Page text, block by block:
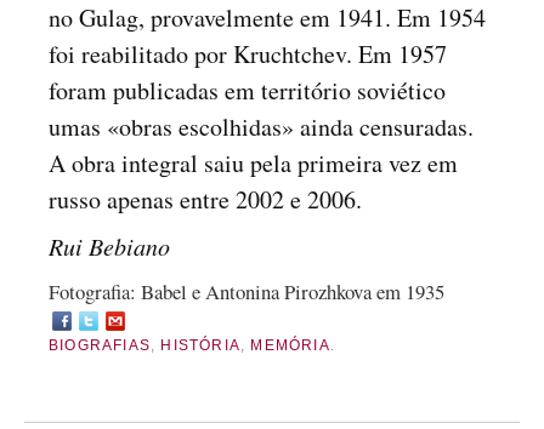
no Gulag, provavelmente em 1941. Em 1954
foi reabilitado por Kruchtchev. Em 1957
foram publicadas em território soviético
umas «obras escolhidas» ainda censuradas.
A obra integral saiu pela primeira vez em
russo apenas entre 2002 e 2006.
Rui Bebiano
Fotografia: Babel e Antonina Pirozhkova em 1935
BIOGRAFIAS, HISTÓRIA, MEMÓRIA.